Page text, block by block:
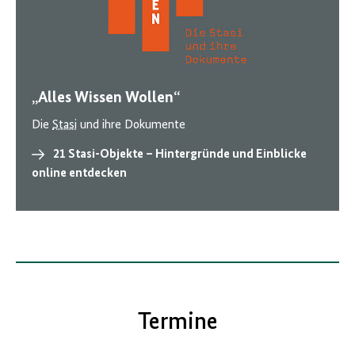
„Alles Wissen Wollen“
Die Stasi und ihre Dokumente
21 Stasi-Objekte – Hintergründe und Einblicke
online entdecken
Termine